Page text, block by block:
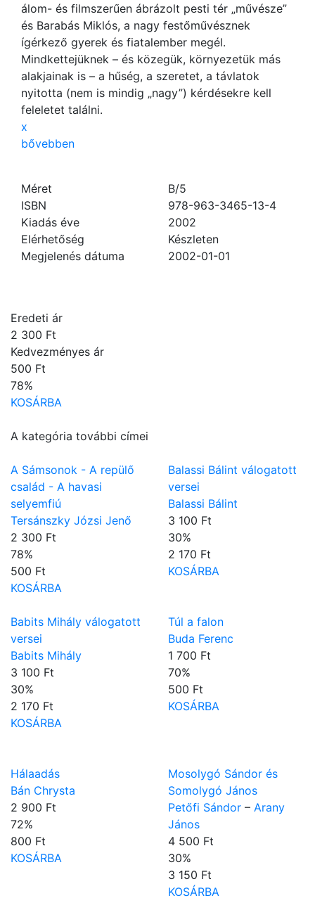
álom- és filmszerűen ábrázolt pesti tér „művésze”
és Barabás Miklós, a nagy festőművésznek
ígérkező gyerek és fiatalember megél.
Mindkettejüknek – és közegük, környezetük más
alakjainak is – a hűség, a szeretet, a távlatok
nyitotta (nem is mindig „nagy”) kérdésekre kell
feleletet találni.
x
bővebben
Eredeti ár
2 300 Ft
Kedvezményes ár
500 Ft
78%
KOSÁRBA
Méret
B/5
ISBN
978-963-3465-13-4
Kiadás éve
2002
Elérhetőség
Készleten
Megjelenés dátuma
2002-01-01
A kategória további címei
A Sámsonok - A repülő
család - A havasi
selyemfiú
Tersánszky Józsi Jenő
2 300 Ft
78%
500 Ft
KOSÁRBA
Balassi Bálint válogatott
versei
Balassi Bálint
3 100 Ft
30%
2 170 Ft
KOSÁRBA
Babits Mihály válogatott
versei
Babits Mihály
3 100 Ft
30%
2 170 Ft
KOSÁRBA
Túl a falon
Buda Ferenc
1 700 Ft
70%
500 Ft
KOSÁRBA
Hálaadás
Bán Chrysta
2 900 Ft
72%
800 Ft
KOSÁRBA
Mosolygó Sándor és
Somolygó János
Petőfi Sándor – Arany
János
4 500 Ft
30%
3 150 Ft
KOSÁRBA